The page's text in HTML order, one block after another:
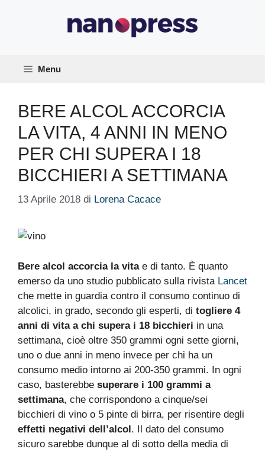
Menu
BERE ALCOL ACCORCIA
LA VITA, 4 ANNI IN MENO
PER CHI SUPERA I 18
BICCHIERI A SETTIMANA
13 Aprile 2018 di Lorena Cacace
Bere alcol accorcia la vita e di tanto. È quanto
emerso da uno studio pubblicato sulla rivista Lancet
che mette in guardia contro il consumo continuo di
alcolici, in grado, secondo gli esperti, di togliere 4
anni di vita a chi supera i 18 bicchieri in una
settimana, cioè oltre 350 grammi ogni sette giorni,
uno o due anni in meno invece per chi ha un
consumo medio intorno ai 200-350 grammi. In ogni
caso, basterebbe superare i 100 grammi a
settimana, che corrispondono a cinque/sei
bicchieri di vino o 5 pinte di birra, per risentire degli
effetti negativi dell’alcol. Il dato del consumo
sicuro sarebbe dunque al di sotto della media di